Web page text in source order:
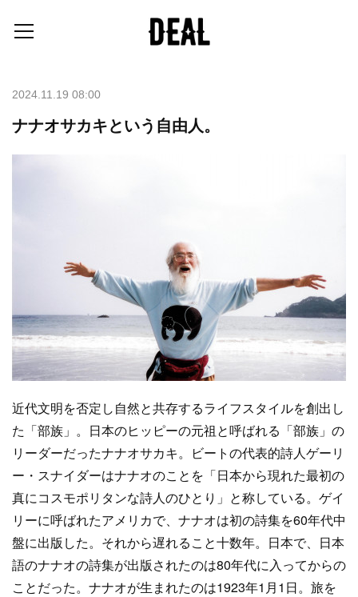
2024.11.19 08:00
ナナオサカキという自由人。
近代文明を否定し自然と共存するライフスタイルを創出し
た「部族」。日本のヒッピーの元祖と呼ばれる「部族」の
リーダーだったナナオサカキ。ビートの代表的詩人ゲーリ
ー・スナイダーはナナオのことを「日本から現れた最初の
真にコスモポリタンな詩人のひとり」と称している。ゲイ
リーに呼ばれたアメリカで、ナナオは初の詩集を60年代中
盤に出版した。それから遅れること十数年。日本で、日本
語のナナオの詩集が出版されたのは80年代に入ってからの
ことだった。ナナオが生まれたのは1923年1月1日。旅を